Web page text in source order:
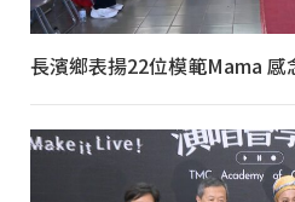
長濱鄉表揚22位模範Mama 感